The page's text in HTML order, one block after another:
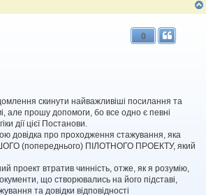
0
скинути найважливіші посилання та
але прошу допомоги, бо все одно є певні
дії цієї Постанови.
довідка про проходження стажування, яка
(попереднього) ПІЛОТНОГО ПРОЕКТУ, який
проект втратив чинність, отже, як я розумію,
що створювались на його підставі,
та довідки відповідності